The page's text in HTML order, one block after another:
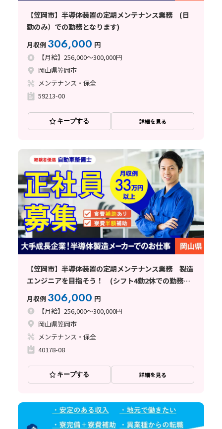
【笠岡市】半導体装置の定期メンテナンス業務 (日
勤のみ）での勤務となります)
月収例 306,000 円
【月給】256,000～300,000円
岡山県笠岡市
メンテナンス・保全
59213-00
キープする 詳細を見る
【笠岡市】半導体装置の定期メンテナンス業務 製造
エンジニアを目指そう！ (シフト4勤2休での勤務と
なります)
月収例 306,000 円
【月給】256,000～300,000円
岡山県笠岡市
メンテナンス・保全
40178-08
キープする 詳細を見る